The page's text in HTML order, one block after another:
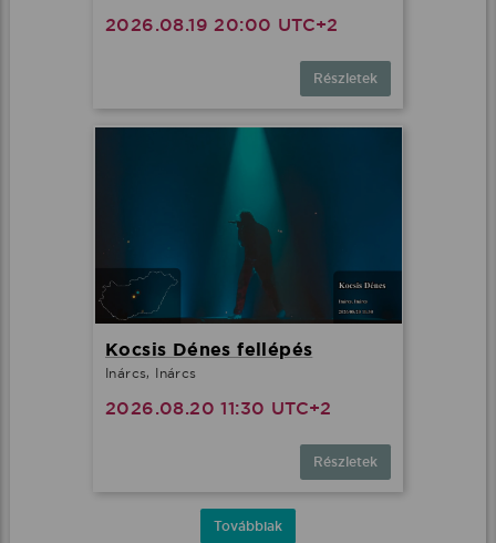
2026.08.19 20:00 UTC+2
Részletek
Kocsis Dénes fellépés
Inárcs, Inárcs
2026.08.20 11:30 UTC+2
Részletek
Továbbiak